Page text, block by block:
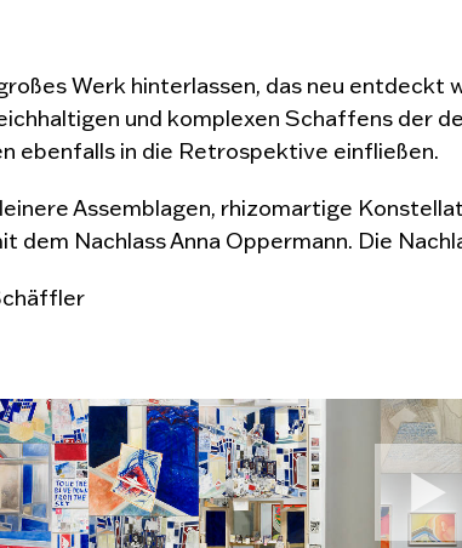
Werk hinterlassen, das neu
und komplexen Schaffens der
ebenfalls in die Retrospektive einfließen.
Assemblagen, rhizomartige
dem Nachlass Anna Oppermann. Die